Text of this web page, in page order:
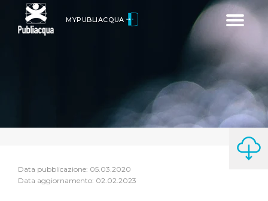
Toggle
MYPUBLIACQUA
Data pubblicazione: 05.03.2020
Data aggiornamento: 02.02.2023